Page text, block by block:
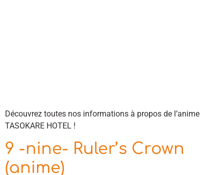
Découvrez toutes nos informations à propos de l’anime
TASOKARE HOTEL !
9 -nine- Ruler’s Crown
(anime)